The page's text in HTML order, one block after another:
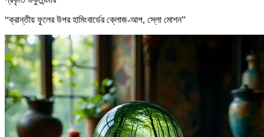
“ক্রান্তীয় ফুলের উপর হামিংবার্ডের ক্লোজ-আপ, স্লো মোশন”